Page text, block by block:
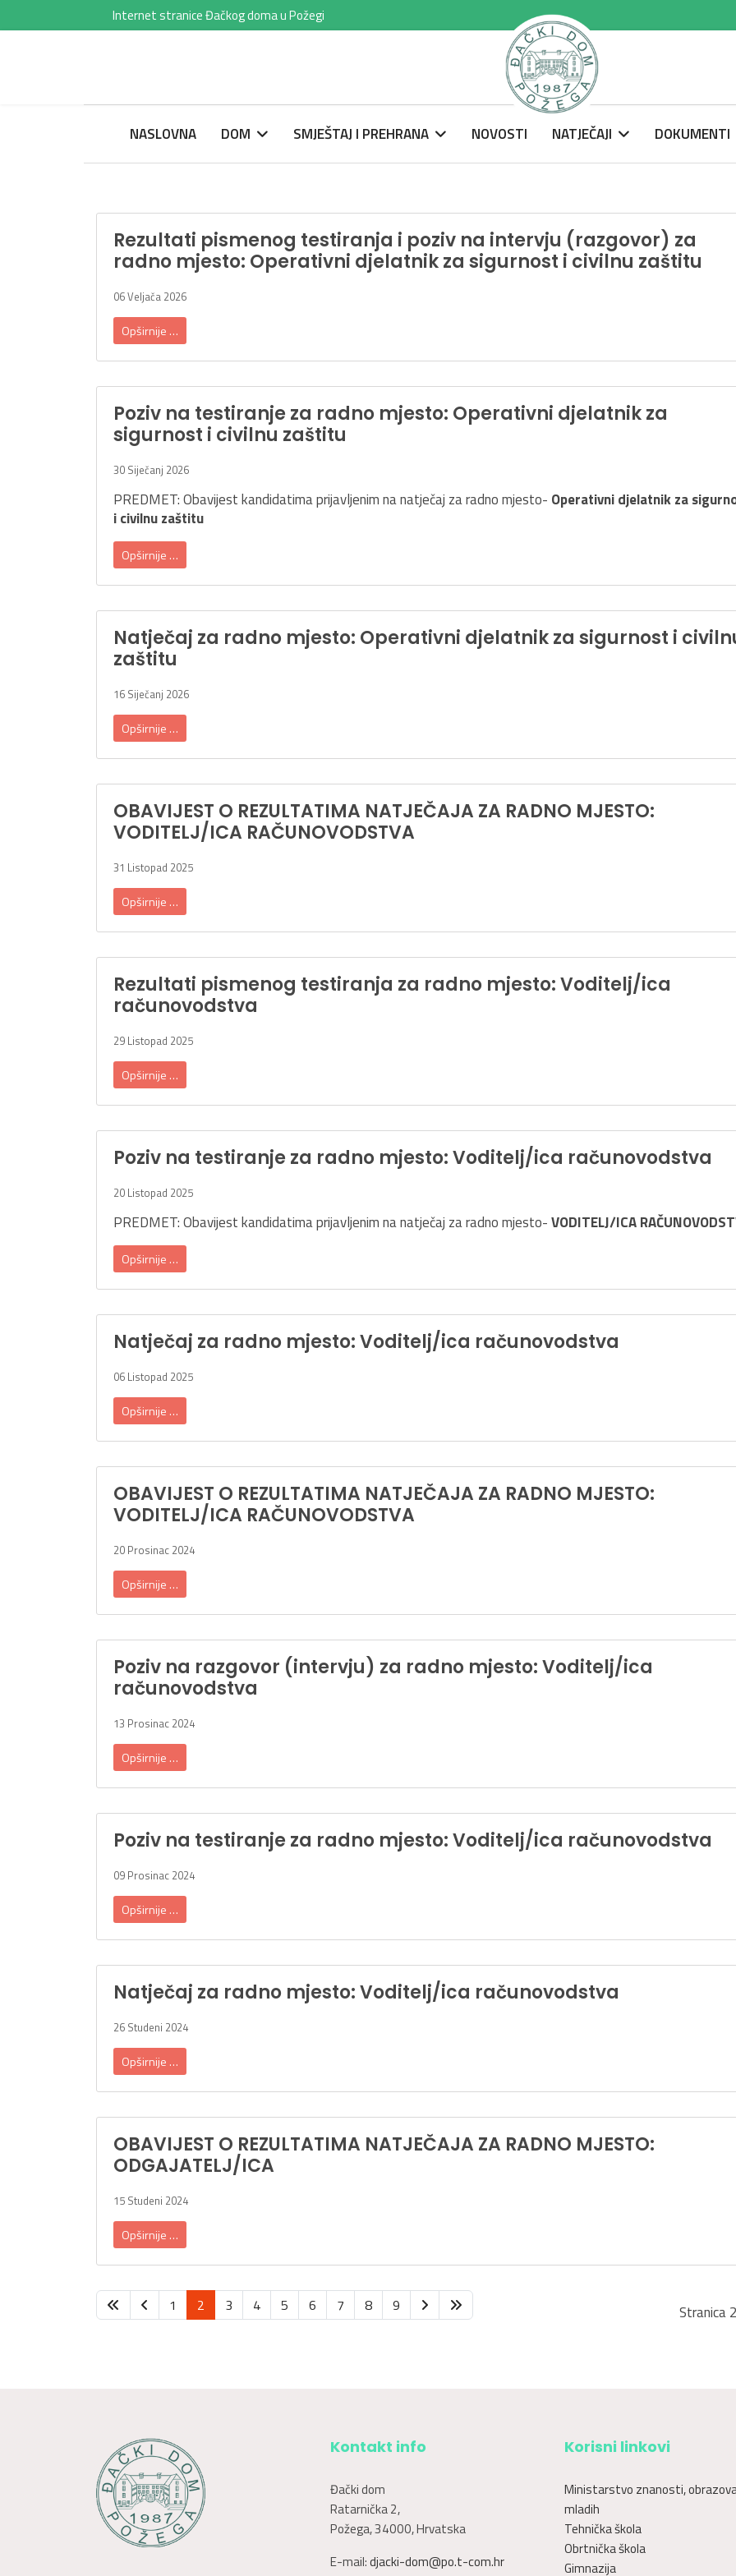
Internet stranice Đačkog doma u Požegi
NASLOVNA DOM SMJEŠTAJ I PREHRANA NOVOSTI NATJEČAJI DOKUMENTI
Rezultati pismenog testiranja i poziv na intervju (razgovor) za
radno mjesto: Operativni djelatnik za sigurnost i civilnu zaštitu
06 Veljača 2026
Opširnije …
Poziv na testiranje za radno mjesto: Operativni djelatnik za
sigurnost i civilnu zaštitu
30 Siječanj 2026
PREDMET: Obavijest kandidatima prijavljenim na natječaj za radno mjesto- Operativni djelatnik za
i civilnu zaštitu
Opširnije …
Natječaj za radno mjesto: Operativni djelatnik za sigurnost i
zaštitu
16 Siječanj 2026
Opširnije …
OBAVIJEST O REZULTATIMA NATJEČAJA ZA RADNO MJESTO:
VODITELJ/ICA RAČUNOVODSTVA
31 Listopad 2025
Opširnije …
Rezultati pismenog testiranja za radno mjesto: Voditelj/ica
računovodstva
29 Listopad 2025
Opširnije …
Poziv na testiranje za radno mjesto: Voditelj/ica računovodstva
20 Listopad 2025
PREDMET: Obavijest kandidatima prijavljenim na natječaj za radno mjesto-VODITELJ/ICA
Opširnije …
Natječaj za radno mjesto: Voditelj/ica računovodstva
06 Listopad 2025
Opširnije …
OBAVIJEST O REZULTATIMA NATJEČAJA ZA RADNO MJESTO:
VODITELJ/ICA RAČUNOVODSTVA
20 Prosinac 2024
Opširnije …
Poziv na razgovor (intervju) za radno mjesto: Voditelj/ica
računovodstva
13 Prosinac 2024
Opširnije …
Poziv na testiranje za radno mjesto: Voditelj/ica računovodstva
09 Prosinac 2024
Opširnije …
Natječaj za radno mjesto: Voditelj/ica računovodstva
26 Studeni 2024
Opširnije …
OBAVIJEST O REZULTATIMA NATJEČAJA ZA RADNO MJESTO:
ODGAJATELJ/ICA
15 Studeni 2024
Opširnije …
Stranica
1 2 3 4 5 6 7 8 9
Kontakt info
Đački dom
Ratarnička 2,
Požega, 34000, Hrvatska
E-mail:djacki-dom@po.t-com.hr
Korisni linkovi
Ministarstvo znanosti,
mladih
Tehnička škola
Obrtnička škola
Gimnazija